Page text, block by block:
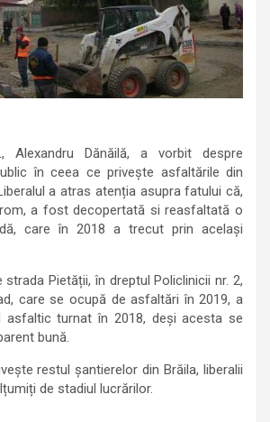
Alexandru Dănăilă, a vorbit despre
în ceea ce privește asfaltările din
a atras atenția asupra fatului că,
a fost decopertată si reasfaltată o
care în 2018 a trecut prin același
Pietății, în dreptul Policlinicii nr. 2,
care se ocupă de asfaltări în 2019, a
asfaltic turnat în 2018, deşi acesta se
bună.
restul șantierelor din Brăila, liberalii
de stadiul lucrărilor.